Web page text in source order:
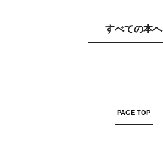
すべての本へ
PAGE TOP